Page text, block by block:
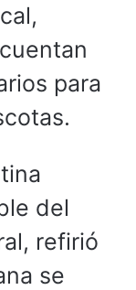
para
del
refirió
se